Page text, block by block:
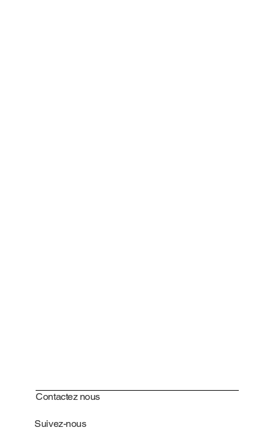
Contactez nous
Suivez-nous